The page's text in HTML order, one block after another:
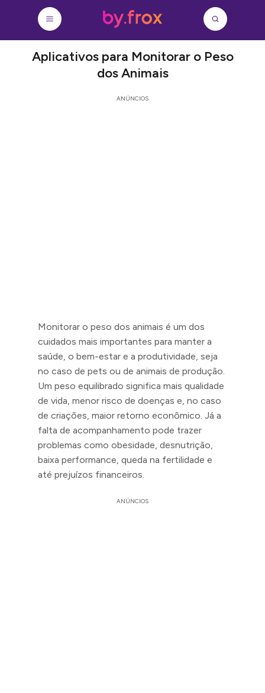
Aplicativos para Monitorar o Peso
dos Animais
ANÚNCIOS
Monitorar o peso dos animais é um dos
cuidados mais importantes para manter a
saúde, o bem-estar e a produtividade, seja
no caso de pets ou de animais de produção.
Um peso equilibrado significa mais qualidade
de vida, menor risco de doenças e, no caso
de criações, maior retorno econômico. Já a
falta de acompanhamento pode trazer
problemas como obesidade, desnutrição,
baixa performance, queda na fertilidade e
até prejuízos financeiros.
ANÚNCIOS